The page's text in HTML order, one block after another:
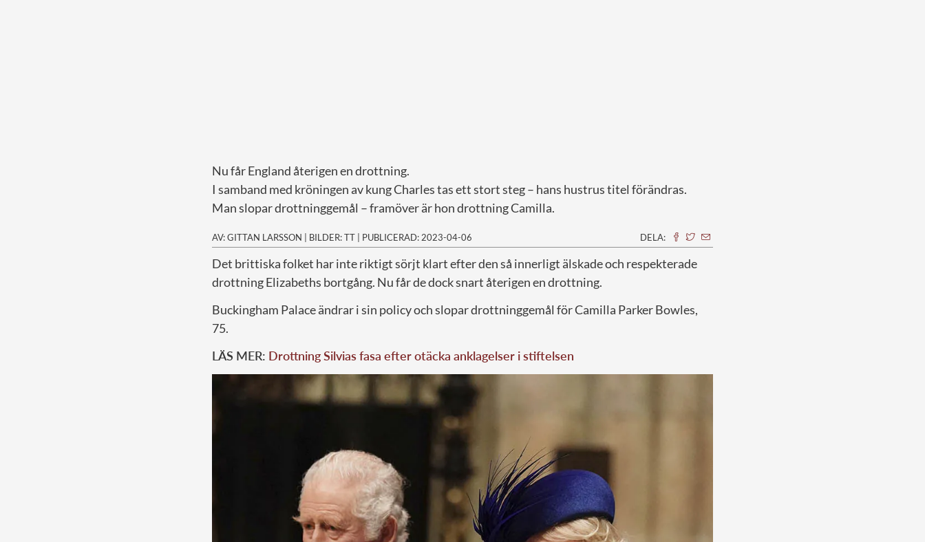
Nu får England återigen en drottning.
I samband med kröningen av kung Charles tas ett stort steg – hans hustrus titel förändras.
Man slopar drottninggemål – framöver är hon drottning Camilla.
AV: GITTAN LARSSON | BILDER: TT | PUBLICERAD: 2023-04-06 DELA:
Det brittiska folket har inte riktigt sörjt klart efter den så innerligt älskade och respekterade
drottning Elizabeths bortgång. Nu får de dock snart återigen en drottning.
Buckingham Palace ändrar i sin policy och slopar drottninggemål för Camilla Parker Bowles,
75.
LÄS MER: Drottning Silvias fasa efter otäcka anklagelser i stiftelsen